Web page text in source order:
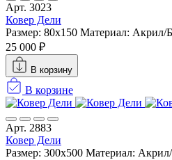
Арт. 3023
Ковер Дели
Размер: 80x150 Материал: Акрил/
25 000 ₽
В корзину
В корзине
Арт. 2883
Ковер Дели
Размер: 300х500 Материал: